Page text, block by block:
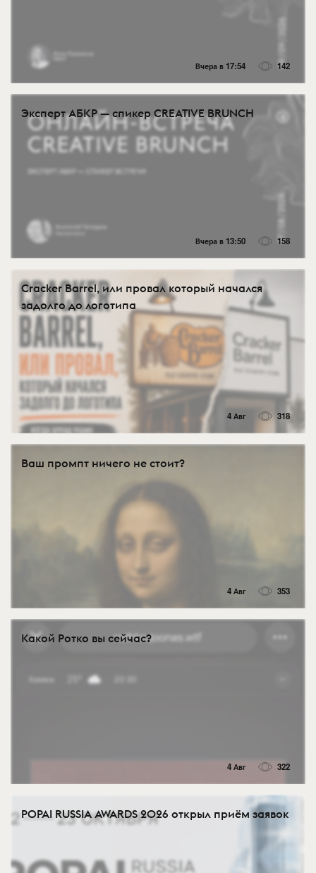
Вчера в 17:54 142
Эксперт АБКР — спикер CREATIVE BRUNCH
Вчера в 13:50 158
Cracker Barrel, или провал который начался
задолго до логотипа
4 Авг 318
Ваш промпт ничего не стоит?
4 Авг 353
Какой Ротко вы сейчас?
4 Авг 322
POPAI RUSSIA AWARDS 2026 открыл приём заявок